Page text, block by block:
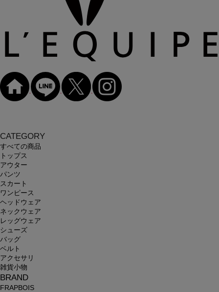
CATEGORY
すべての商品
トップス
アウター
パンツ
スカート
ワンピース
ヘッドウェア
ネックウェア
レッグウェア
シューズ
バッグ
ベルト
アクセサリ
雑貨小物
BRAND
FRAPBOIS